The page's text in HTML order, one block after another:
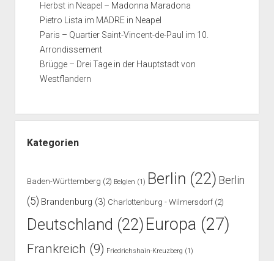
Herbst in Neapel – Madonna Maradona
Pietro Lista im MADRE in Neapel
Paris – Quartier Saint-Vincent-de-Paul im 10.
Arrondissement
Brügge – Drei Tage in der Hauptstadt von
Westflandern
Kategorien
Baden-Württemberg (2) Belgien (1) Berlin (22) Berlin
(5) Brandenburg (3) Charlottenburg - Wilmersdorf(2)
Deutschland (22) Europa (27)
Frankreich (9) Friedrichshain-Kreuzberg (1)